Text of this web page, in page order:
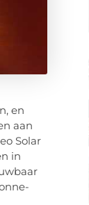
en
aan
Solar
in